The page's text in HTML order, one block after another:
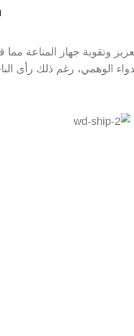
وتقوية جهاز المناعة
الوهمي، رغم ذلك رأى